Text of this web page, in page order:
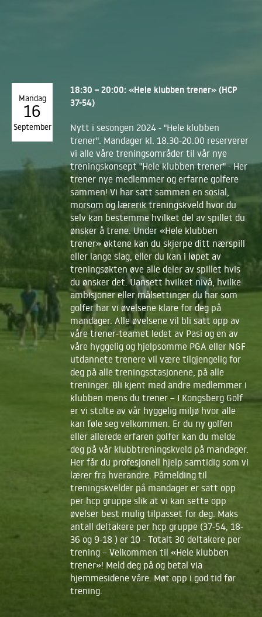
18:30 – 20:00: «Hele klubben trener» (HCP
37-54)
Nytt i sesongen 2024 - "Hele klubben
trener". Mandager kl. 18.30-20.00 reserverer
vi alle våre treningsområder til vår nye
treningskonsept "Hele klubben trener" - Her
trener nye medlemmer og erfarne golfere
sammen! Vi har satt sammen en sosial,
morsom og lærerik treningskveld hvor du
selv kan bestemme hvilket del av spillet du
ønsker å trene. Under «Hele klubben
trener» øktene kan du skjerpe ditt nærspill
eller lange slag, eller du kan i løpet av
treningsøkten øve alle deler av spillet hvis
du ønsker det. Uansett hvilket nivå, hvilke
ambisjoner eller målsettinger du har som
golfer har vi øvelsene klare for deg på
mandager. Alle øvelsene vil bli satt opp av
våre trener-teamet ledet av Pasi og en av
våre hyggelig og hjelpsomme PGA eller NGF
utdannete trenere vil være tilgjengelig for
deg på alle treningsstasjonene, på alle
treninger. Bli kjent med andre medlemmer i
klubben mens du trener – I Kongsberg Golf
er vi stolte av vår hyggelig miljø hvor alle
kan føle seg velkommen. Er du ny golfen
eller allerede erfaren golfer kan du melde
deg på vår klubbtreningskveld på mandager.
Her får du profesjonell hjelp samtidig som vi
lærer fra hverandre. Påmelding til
treningskvelder på mandager er satt opp
per hcp gruppe slik at vi kan sette opp
øvelser best mulig tilpasset for deg. Maks
antall deltakere per hcp gruppe (37-54, 18-
36 og 9-18 ) er 10 - Totalt 30 deltakere per
trening – Velkommen til «Hele klubben
trener»! Meld deg på og betal via
hjemmesidene våre. Møt opp i god tid før
trening.
Mandag
16
September